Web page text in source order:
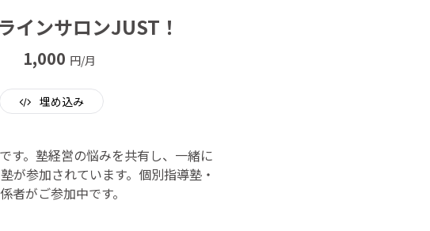
インサロンJUST！
1,000 円/月
埋め込み
す。塾経営の悩みを共有し、一緒に
が参加されています。個別指導塾・
がご参加中です。